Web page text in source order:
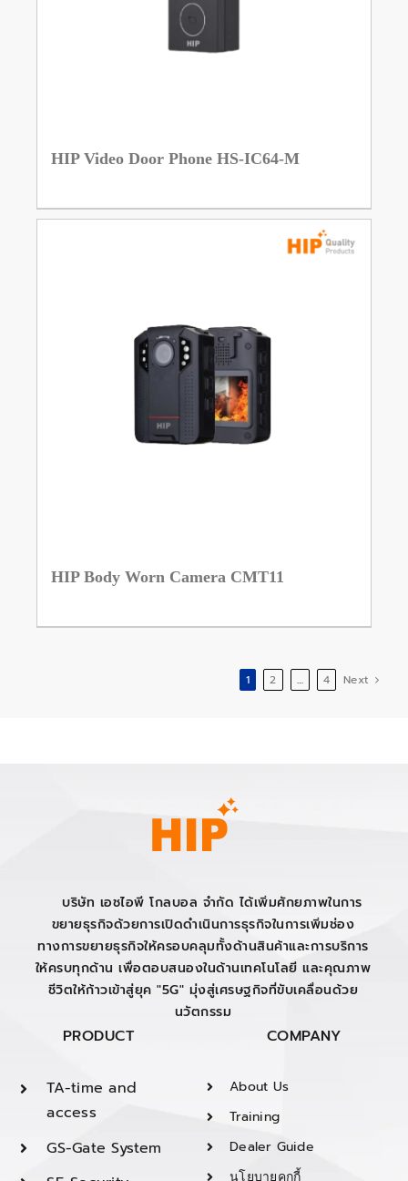
HIP Video Door Phone HS-IC64-M
HIP Body Worn Camera CMT11
1 2 … 4 Next
บริษัท เอชไอพี โกลบอล จำกัด ได้เพิ่มศักยภาพในการ
ขยายธุรกิจด้วยการเปิดดำเนินการธุรกิจในการเพิ่มช่อง
ทางการขยายธุรกิจให้ครอบคลุมทั้งด้านสินค้าและการบริการ
ให้ครบทุกด้าน เพื่อตอบสนองในด้านเทคโนโลยี และคุณภาพ
ชีวิตให้ก้าวเข้าสู่ยุค "5G" มุ่งสู่เศรษฐกิจที่ขับเคลื่อนด้วย
นวัตกรรม
PRODUCT
TA-time and
access
GS-Gate System
COMPANY
About Us
Training
Dealer Guide
นโยบายคุกกี้